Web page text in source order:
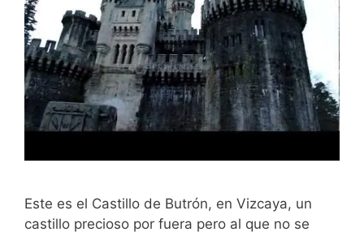
Este es el Castillo de Butrón, en Vizcaya, un
castillo precioso por fuera pero al que no se